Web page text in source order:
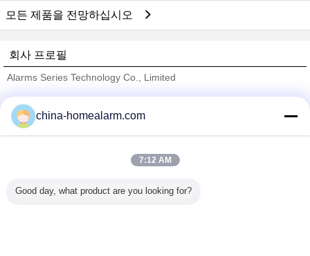
모든 제품을 전망하십시오
회사 프로필
Alarms Series Technology Co., Limited
Trust Seal
Verified Suplier
모든 제품
china-homealarm.com
7:12 AM
Good day, what product are you looking for?